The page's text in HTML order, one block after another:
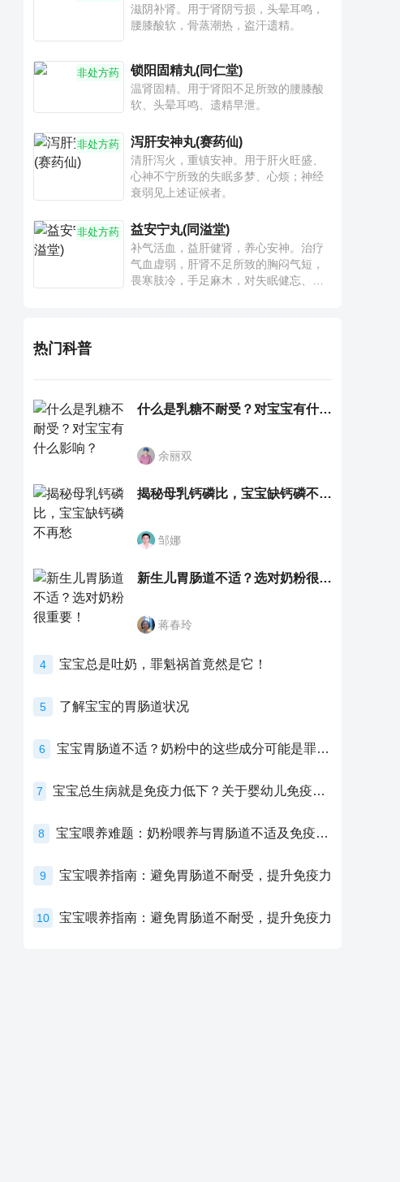
滋阴补肾。用于肾阴亏损，头晕耳鸣，
腰膝酸软，骨蒸潮热，盗汗遗精。
非处方药 锁阳固精丸(同仁堂)
温肾固精。用于肾阳不足所致的腰膝酸
软、头晕耳鸣、遗精早泄。
非处方药 泻肝安神丸(赛药仙)
清肝泻火，重镇安神。用于肝火旺盛、
心神不宁所致的失眠多梦、心烦；神经
衰弱见上述证候者。
非处方药 益安宁丸(同溢堂)
补气活血，益肝健肾，养心安神。治疗
气血虚弱，肝肾不足所致的胸闷气短，
畏寒肢冷，手足麻木，对失眠健忘、神
热门科普
什么是乳糖不耐受？对宝宝有什么影响？
余丽双
揭秘母乳钙磷比，宝宝缺钙磷不再愁
邹娜
新生儿胃肠道不适？选对奶粉很重要！
蒋春玲
4 宝宝总是吐奶，罪魁祸首竟然是它！
5 了解宝宝的胃肠道状况
6 宝宝胃肠道不适？奶粉中的这些成分可能是罪魁祸首！
7 宝宝总生病就是免疫力低下？关于婴幼儿免疫力的真相，家长必须了解！
8 宝宝喂养难题：奶粉喂养与胃肠道不适及免疫力提升的奥秘
9 宝宝喂养指南：避免胃肠道不耐受，提升免疫力
10 宝宝喂养指南：避免胃肠道不耐受，提升免疫力